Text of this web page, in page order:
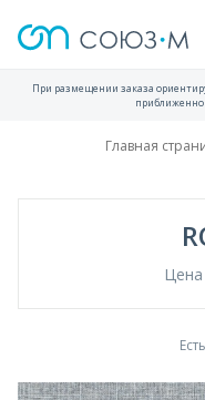
При размещении заказа
приближенно
Главная